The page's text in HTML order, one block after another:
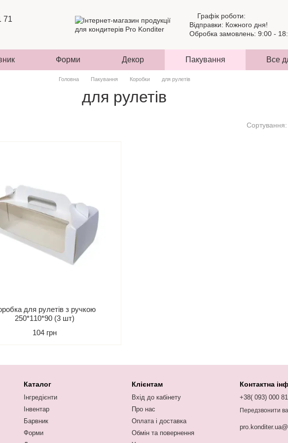
71
Графік роботи:
Відправки: Кожного дня!
Обробка замовлень: 9:00 -
Форми Декор Пакування Все
Головна Пакування Коробки для рулетів
для рулетів
Сортування:
для рулетів з ручкою
250*110*90 (3 шт)
104 грн
Каталог
Інгредієнти
Інвентар
Барвник
Форми
Клієнтам
Вхід до кабінету
Про нас
Оплата і доставка
Обмін та повернення
Контактна
+38( 093) 000
Передзвонити